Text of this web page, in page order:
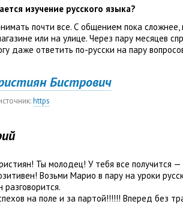
изучение русского языка?
почти все. С общением пока сложнее,
или на улице. Через пару месяцев
даже ответить по-русски на пару
Бистрович
https
Ты молодец! У тебя все получится
Возьми Марио в пару на уроки
разговорится.
на поле и за партой!!!!!! Вперед без